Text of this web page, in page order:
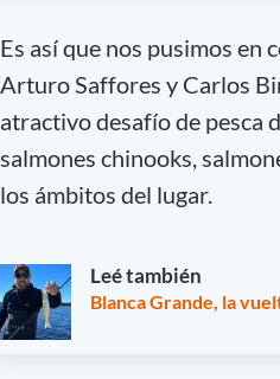
Es así que nos pusimos en
Arturo Saffores y Carlos
atractivo desafío de pesca
salmones chinooks,
los ámbitos del lugar.
Leé también
Blanca Grande, la